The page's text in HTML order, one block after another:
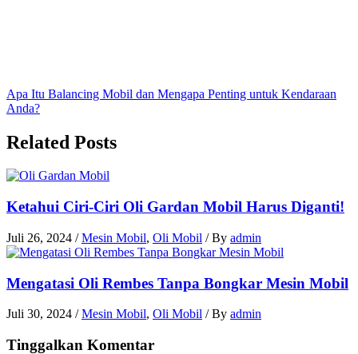
Apa Itu Balancing Mobil dan Mengapa Penting untuk Kendaraan
Anda?
Related Posts
Ketahui Ciri-Ciri Oli Gardan Mobil Harus Diganti!
Juli 26, 2024 /Mesin Mobil, Oli Mobil / By admin
Mengatasi Oli Rembes Tanpa Bongkar Mesin Mobil
Juli 30, 2024 /Mesin Mobil, Oli Mobil / By admin
Tinggalkan Komentar